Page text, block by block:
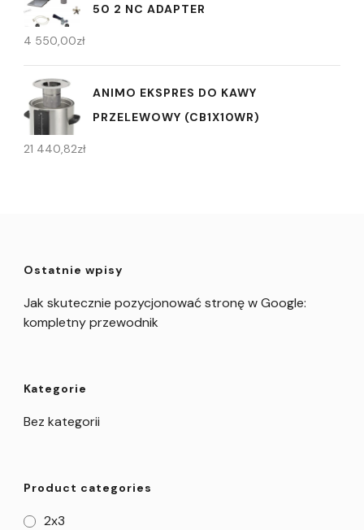
50 2 NC ADAPTER
4 550,00zł
ANIMO EKSPRES DO KAWY
PRZELEWOWY (CB1X10WR)
21 440,82zł
Ostatnie wpisy
Jak skutecznie pozycjonować stronę w Google:
kompletny przewodnik
Kategorie
Bez kategorii
Product categories
2x3